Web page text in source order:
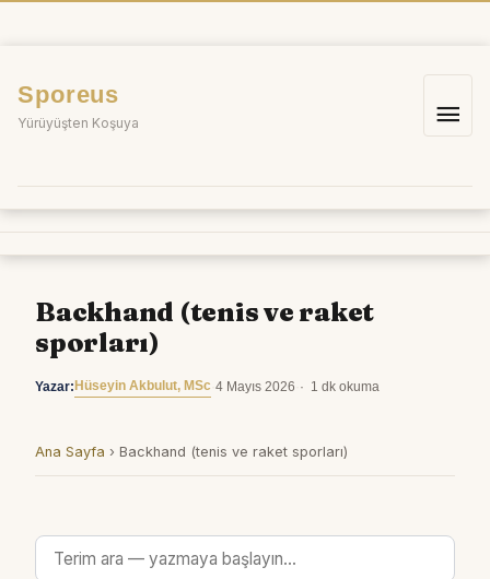
Sporeus
Yürüyüşten Koşuya
Ana
Backhand (tenis ve raket
sporları)
Yazar: Hüseyin Akbulut, MSc 4 Mayıs 2026 1 dk okuma
Ana Sayfa › Backhand (tenis ve raket sporları)